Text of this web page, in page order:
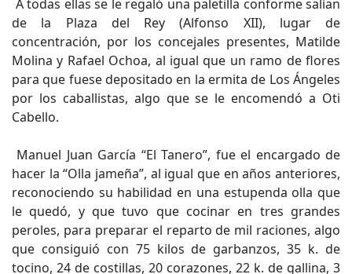
A todas ellas se le regaló una paletilla conforme salían
de la Plaza del Rey (Alfonso XII), lugar de
concentración, por los concejales presentes, Matilde
Molina y Rafael Ochoa, al igual que un ramo de flores
para que fuese depositado en la ermita de Los Ángeles
por los caballistas, algo que se le encomendó a Oti
Cabello.
Manuel Juan García “El Tanero”, fue el encargado de
hacer la “Olla jameña”, al igual que en años anteriores,
reconociendo su habilidad en una estupenda olla que
le quedó, y que tuvo que cocinar en tres grandes
peroles, para preparar el reparto de mil raciones, algo
que consiguió con 75 kilos de garbanzos, 35 k. de
tocino, 24 de costillas, 20 corazones, 22 k. de gallina, 3